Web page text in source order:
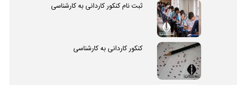
ثبت نام کنکور کاردانی به کارشناسی
کنکور کاردانی به کارشناسی